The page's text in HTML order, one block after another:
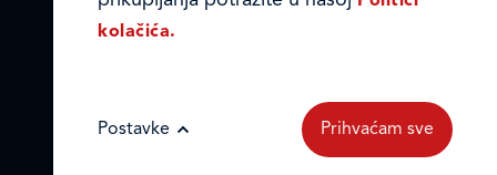
kolačića.
Nužni (tehnički) kolačići
Postavke Prihvaćam sve